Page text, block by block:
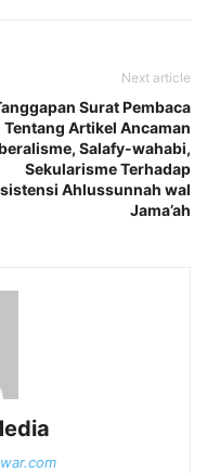
Next article
Surat Pembaca
Tentang Artikel Ancaman
Salafy-wahabi,
Sekularisme Terhadap
Ahlussunnah wal
Jama’ah